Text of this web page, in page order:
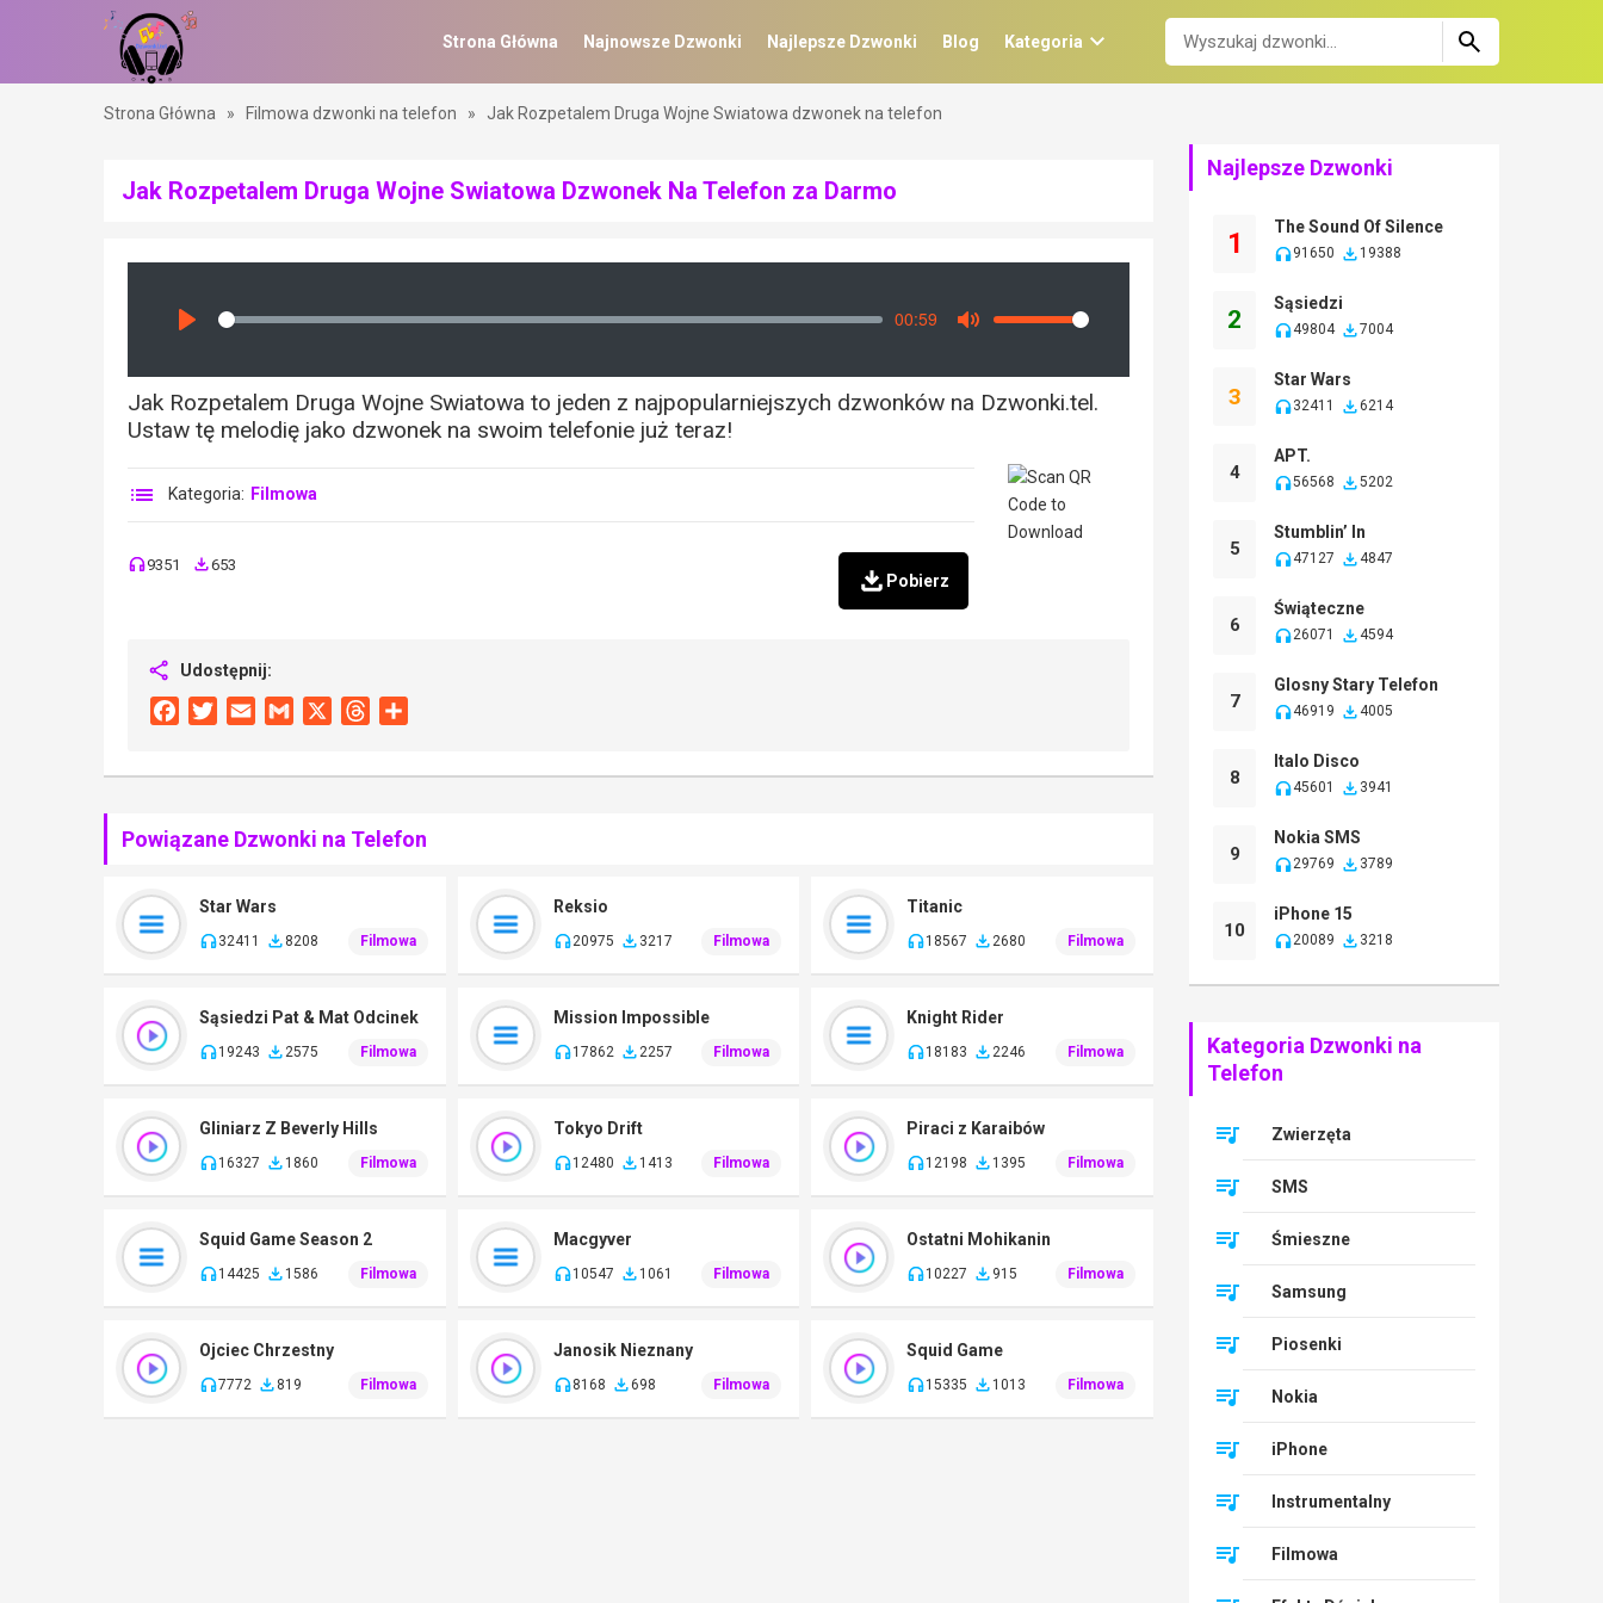
Strona Główna Najnowsze Dzwonki Najlepsze Dzwonki Blog Kategoria
Strona Główna » Filmowa dzwonki na telefon » Jak Rozpetalem Druga Wojne Swiatowa dzwonek na telefon
Jak Rozpetalem Druga Wojne Swiatowa Dzwonek Na Telefon za Darmo
Seek
00:59
Volume
Jak Rozpetalem Druga Wojne Swiatowa to jeden z najpopularniejszych dzwonków na Dzwonki.tel.
Ustaw tę melodię jako dzwonek na swoim telefonie już teraz!
Kategoria: Filmowa
9351 653
Pobierz
Udostępnij:
FacebookTwitterEmail Gmail Threads
Powiązane Dzwonki na Telefon
Star Wars
32411 8208 Filmowa
Reksio
20975 3217 Filmowa
Titanic
18567 2680 Filmowa
Sąsiedzi Pat & Mat Odcinek
19243 2575 Filmowa
Mission Impossible
17862 2257 Filmowa
Knight Rider
18183 2246 Filmowa
Gliniarz Z Beverly Hills
16327 1860 Filmowa
Tokyo Drift
12480 1413 Filmowa
Piraci z Karaibów
12198 1395 Filmowa
Squid Game Season 2
14425 1586 Filmowa
Macgyver
10547 1061 Filmowa
Ostatni Mohikanin
10227 915 Filmowa
Ojciec Chrzestny
7772 819 Filmowa
Janosik Nieznany
8168 698 Filmowa
Squid Game
15335 1013 Filmowa
Najlepsze Dzwonki
1
The Sound Of Silence
91650 19388
2
Sąsiedzi
49804 7004
3
Star Wars
32411 6214
4
APT.
56568 5202
5
Stumblin’ In
47127 4847
6
Świąteczne
26071 4594
7
Glosny Stary Telefon
46919 4005
8
Italo Disco
45601 3941
9
Nokia SMS
29769 3789
10
iPhone 15
20089 3218
Kategoria Dzwonki na
Telefon
Zwierzęta
SMS
Śmieszne
Samsung
Piosenki
Nokia
iPhone
Instrumentalny
Filmowa